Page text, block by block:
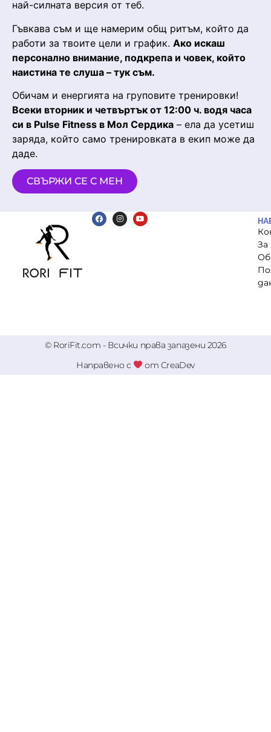
най-силната версия от теб.
Гъвкава съм и ще намерим общ ритъм, който да
работи за твоите цели и график. Ако искаш
персонално внимание, подкрепа и човек, който
наистина те слуша – тук съм.
Обичам и енергията на груповите тренировки!
Всеки вторник и четвъртък от 12:00 ч. водя часа
си в Pulse Fitness в Мол Сердика – ела да усетиш
заряда, който само тренировката в екип може да
даде.
СВЪРЖИ СЕ С МЕН
За
© RoriFit.com - Всички права запазени 2026
Направено с
от CreaDev